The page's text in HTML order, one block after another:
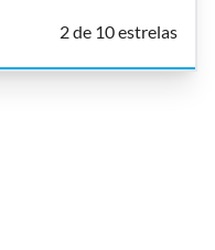
2 de 10 estrelas